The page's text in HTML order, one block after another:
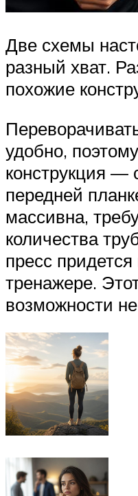
Две схемы
разный хват.
похожие
удобно,
конструкция —
передней
массивна,
количества
пресс
тренажере.
возможности